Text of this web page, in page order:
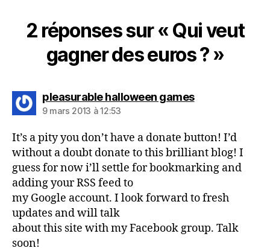
2 réponses sur « Qui veut
gagner des euros ? »
pleasurable halloween gamesdit :
9 mars 2013 à 12:53
It’s a pity you don’t have a donate button! I’d
without a doubt donate to this brilliant blog! I
guess for now i’ll settle for bookmarking and
adding your RSS feed to
my Google account. I look forward to fresh
updates and will talk
about this site with my Facebook group. Talk
soon!